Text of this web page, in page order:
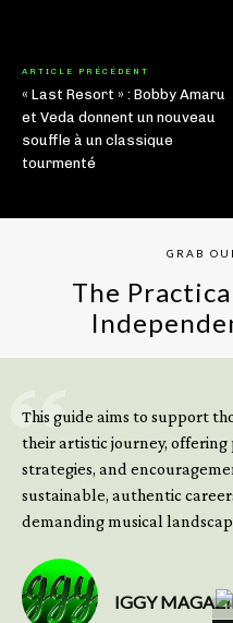
ARTICLE PRÉCÉDENT
« Last Resort » : Bobby Amaru
et Veda donnent un nouveau
souffle à un classique
tourmenté
GRAB
The
This guide aims to support
their artistic journey,
strategies, and
sustainable, authentic
demanding musical
IGGY